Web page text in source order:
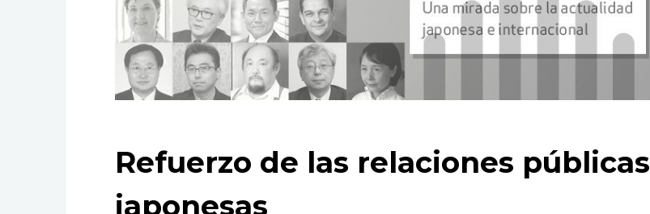
Refuerzo de las relaciones públicas
japonesas